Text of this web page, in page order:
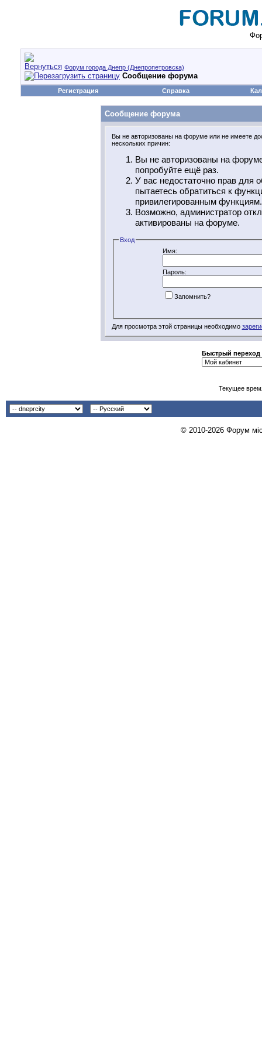
Форум города Днепр (Днепропетровска)
Сообщение форума
Регистрация Справка
Сообщение форума
Вы не авторизованы на форуме или не имеете
нескольких причин:
Вы не авторизованы на
попробуйте ещё раз.
У вас недостаточно прав для
пытаетесь обратиться к
привилегированным функциям.
Возможно, администратор
активированы на форуме.
Вход
Имя:
Пароль:
Запомнить?
Для просмотра этой страницы необходимо
Быстрый переход
Текущее
© 2010-2026 Форум